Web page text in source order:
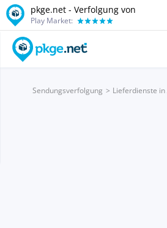
pkge.net - Verfolgung von
Play Market:
Sendungsverfolgung Lieferdienste